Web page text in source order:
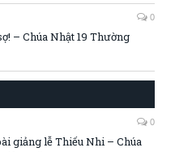
0
– Chúa Nhật 19 Thường
0
giảng lễ Thiếu Nhi – Chúa